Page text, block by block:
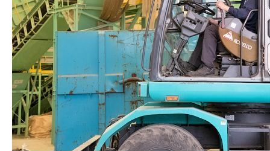
1年目：380万円
3年目：420万円
5年目：430万円